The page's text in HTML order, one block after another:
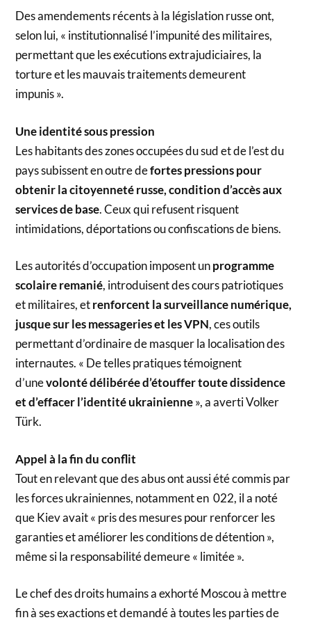
Des amendements récents à la législation russe ont,
selon lui, « institutionnalisé l’impunité des militaires,
permettant que les exécutions extrajudiciaires, la
torture et les mauvais traitements demeurent
impunis ».
Une identité sous pression
Les habitants des zones occupées du sud et de l’est du
pays subissent en outre defortes pressions pour
obtenir la citoyenneté russe, condition d’accès aux
services de base. Ceux qui refusent risquent
intimidations, déportations ou confiscations de biens.
Les autorités d’occupation imposent unprogramme
scolaire remanié, introduisent des cours patriotiques
et militaires, etrenforcent la surveillance numérique,
jusque sur les messageries et les VPN, ces outils
permettant d’ordinaire de masquer la localisation des
internautes. « De telles pratiques témoignent
d’unevolonté délibérée d’étouffer toute dissidence
et d’effacer l’identité ukrainienne», a averti Volker
Türk.
Appel à la fin du conflit
Tout en relevant que des abus ont aussi été commis par
les forces ukrainiennes, notamment en 022, il a noté
que Kiev avait « pris des mesures pour renforcer les
garanties et améliorer les conditions de détention »,
même si la responsabilité demeure « limitée ».
Le chef des droits humains a exhorté Moscou à mettre
fin à ses exactions et demandé à toutes les parties de